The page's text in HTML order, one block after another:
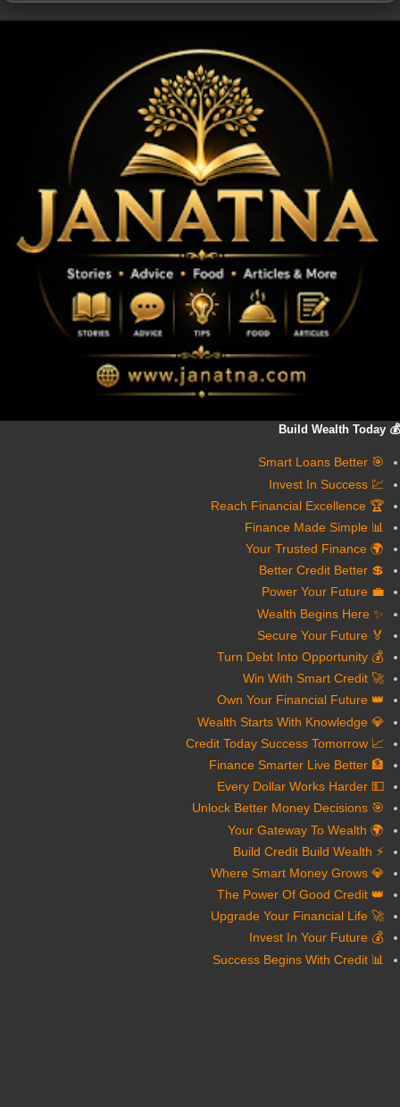
💰 Build Wealth Today
🎯 Smart Loans Better
💹 Invest In Success
🏆 Reach Financial Excellence
📊 Finance Made Simple
🌍 Your Trusted Finance
💲 Better Credit Better
💼 Power Your Future
✨ Wealth Begins Here
🏅 Secure Your Future
💰 Turn Debt Into Opportunity
🚀 Win With Smart Credit
👑 Own Your Financial Future
💎 Wealth Starts With Knowledge
📈 Credit Today Success Tomorrow
🏦 Finance Smarter Live Better
💵 Every Dollar Works Harder
🎯 Unlock Better Money Decisions
🌍 Your Gateway To Wealth
⚡ Build Credit Build Wealth
💎 Where Smart Money Grows
👑 The Power Of Good Credit
🚀 Upgrade Your Financial Life
💰 Invest In Your Future
📊 Success Begins With Credit